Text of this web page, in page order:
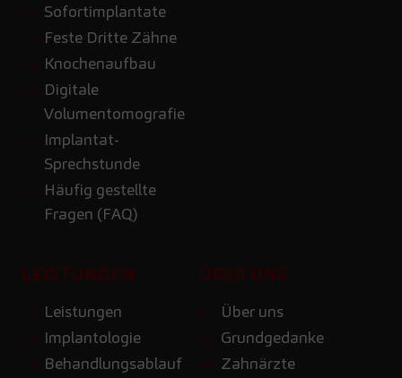
Sofortimplantate
Feste Dritte Zähne
Knochenaufbau
Digitale
Volumentomografie
Implantat-
Sprechstunde
Häufig gestellte
Fragen (FAQ)
LEISTUNGEN
Leistungen
Implantologie
Behandlungsablauf
ÜBER UNS
Über uns
Grundgedanke
Zahnärzte